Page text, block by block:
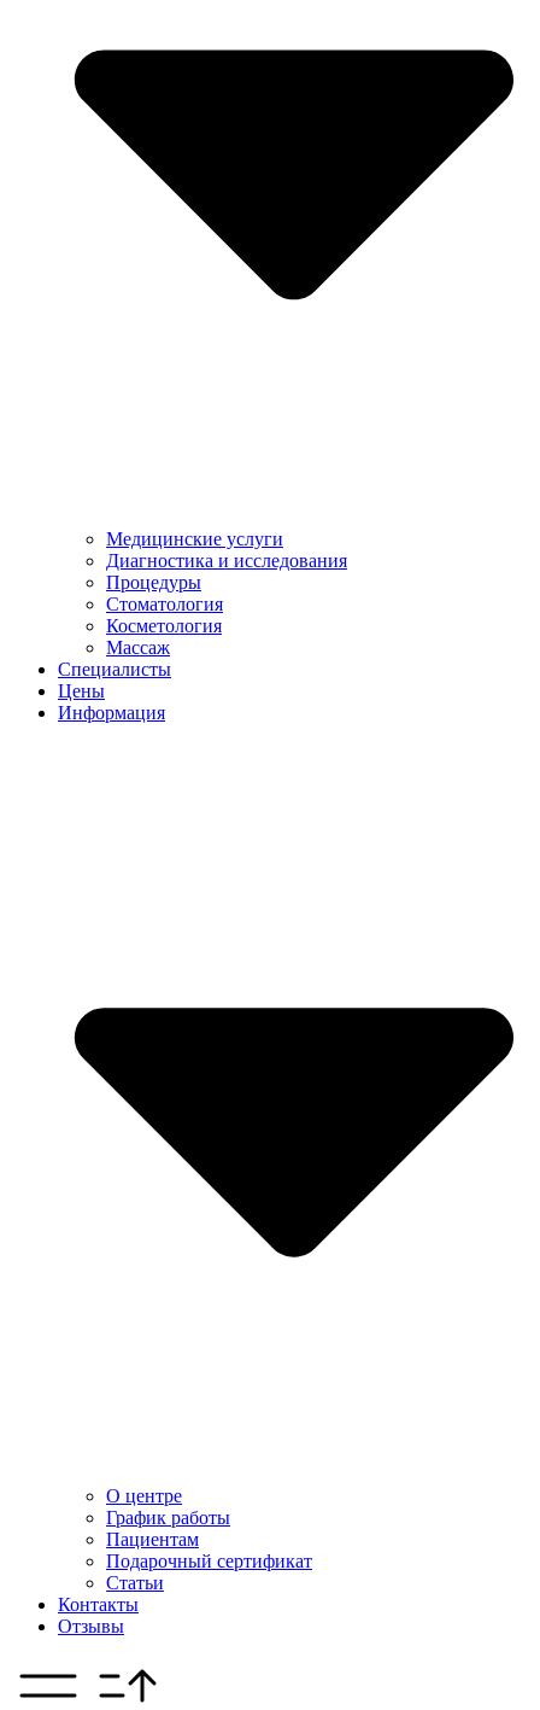
Медицинские услуги
Диагностика и исследования
Процедуры
Стоматология
Косметология
Массаж
Специалисты
Цены
Информация
О центре
График работы
Пациентам
Подарочный сертификат
Статьи
Контакты
Отзывы